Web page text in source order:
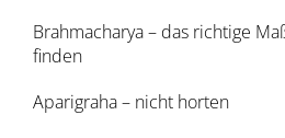
Brahmacharya – das richtige
finden
Aparigraha – nicht horten